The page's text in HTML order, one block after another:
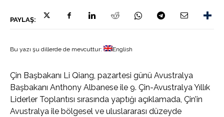
PAYLAŞ:
Bu yazı şu dillerde de mevcuttur: English
Çin Başbakanı Li Qiang, pazartesi günü Avustralya
Başbakanı Anthony Albanese ile 9. Çin-Avustralya Yıllık
Liderler Toplantısı sırasında yaptığı açıklamada, Çin’in
Avustralya ile bölgesel ve uluslararası düzeyde